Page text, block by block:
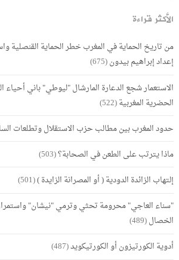
الأكثر قراءة
من تاريخ الحماية في المغرب خطر الحماية القنصلية
إعداد إبراهيم بيدون(675)
الاستعمار شجع الدعارة المارشال "ليوطي" باني أحياء
الحضرية المغربية(522)
حدود المغرب بين مطالب حزب الاستقلال وتطلعات
ماذا يترتب على الطعن في الصحابة؟(503)
إلتهاب الزائدة الدودية ( أو المصرانة الزايدة )(501)
"سناء العاجي" محرومة تحثي وترمي "نيشان"
الخصال(489)
أدوية الكورتيزون أو الكورتيكويد(487)